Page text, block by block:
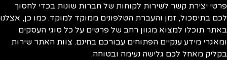
יצירת קשר לשירות לקוחות של חברות שונות בכדי לחסוך
בתיסכול, זמן והעברת הטלפונים ממוקד למוקד. כמו כן, אצלנו
תוכלו למצוא מגוון רחב של פרטים על כל סוגי העסקים
מידע ענקיים הפתוחים עבורכם בחינם. צוות האתר שירות
מאחל לכם גלישה נעימה ובטוחה.